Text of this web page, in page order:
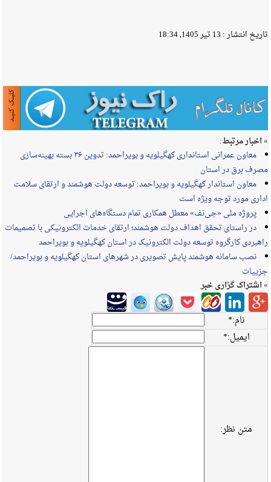
تاریخ انتشار : 13 تیر 1405, 18:34
» اخبار مرتبط:
معاون عمرانی استانداری کهگیلویه و بویراحمد: تدوین ۳۶ بسته بهینه‌سازی
مصرف برق در استان
معاون استاندار کهگیلویه و بویراحمد: توسعه دولت هوشمند و ارتقای سلامت
اداری مورد توجه ویژه است
پروژه ملی «جی‌نف» معطل همکاری تمام دستگاه‌های اجرایی
در راستای تحقق اهداف دولت هوشمند؛ ارتقای خدمات الکترونیکی با تصمیمات
راهبردی کارگروه توسعه دولت الکترونیک در استان کهگیلویه و بویراحمد
نصب سامانه هوشمند پایش تصویری در شهرهای استان کهگیلویه و بویراحمد/
جزییات
» اشتراک گزاری خبر
نام:*
ایمیل:*
متن نظر: